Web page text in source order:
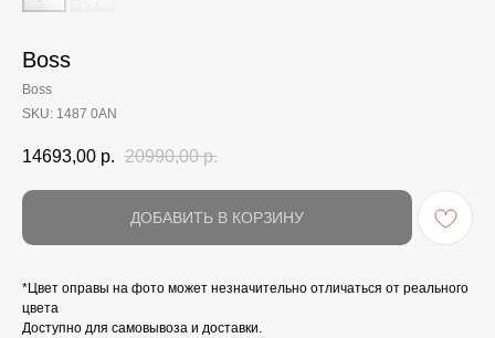
Boss
Boss
SKU: 1487 0AN
14693,00 р. 20990,00 р.
ДОБАВИТЬ В КОРЗИНУ
*Цвет оправы на фото может незначительно отличаться от реального
цвета
Доступно для самовывоза и доставки.